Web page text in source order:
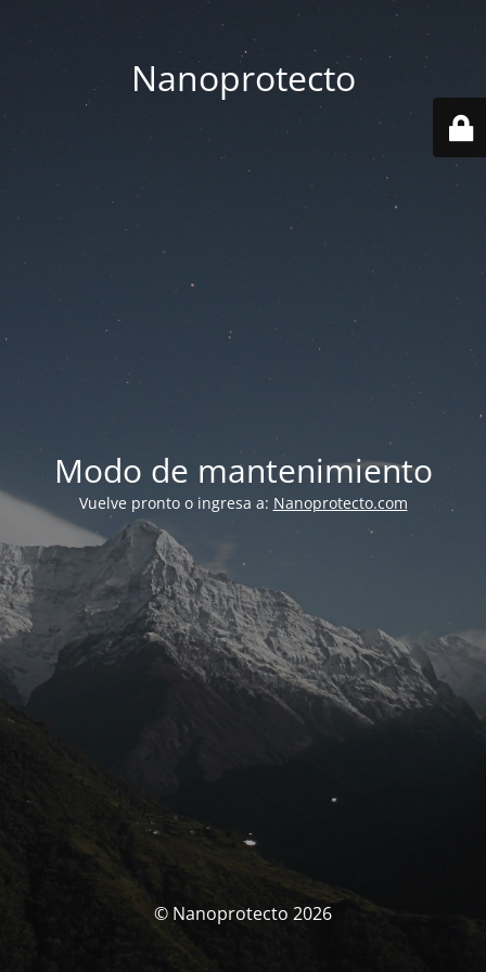
Nanoprotecto
Modo de mantenimiento
Vuelve pronto o ingresa a: Nanoprotecto.com
© Nanoprotecto 2026